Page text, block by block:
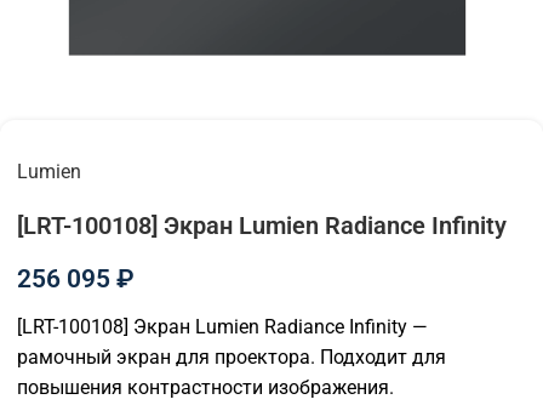
Lumien
[LRT-100108] Экран Lumien Radiance Infinity
256 095 ₽
[LRT-100108] Экран Lumien Radiance Infinity —
рамочный экран для проектора. Подходит для
повышения контрастности изображения.